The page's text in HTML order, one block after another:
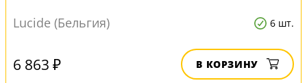
Lucide (Бельгия) 6 шт.
6 863 ₽ В КОРЗИНУ